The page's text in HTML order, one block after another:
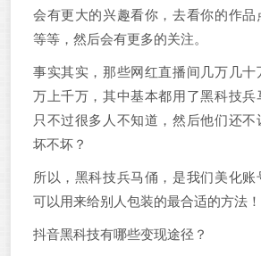
会有更大的兴趣看你，去看你的作
等等，然后会有更多的关注。
事实其实，那些网红直播间几万几
万上千万，其中基本都用了黑科技兵
只不过很多人不知道，然后他们还
坏不坏？
所以，黑科技兵马俑，是我们美化
可以用来给别人包装的最合适的方法！
抖音黑科技有哪些变现途径？